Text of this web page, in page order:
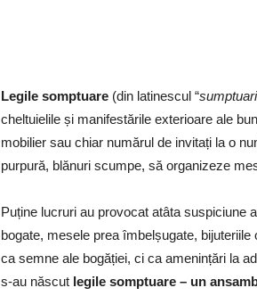
Legile somptuare (din latinescul “
cheltuielile și manifestările exterioare ale
mobilier sau chiar numărul de invitați la o
purpură, blănuri scumpe, să organizeze
Puține lucruri au provocat atâta suspiciune
bogate, mesele prea îmbelșugate,
ca semne ale bogăției, ci ca amenințări la
s-au născut legile somptuare – un